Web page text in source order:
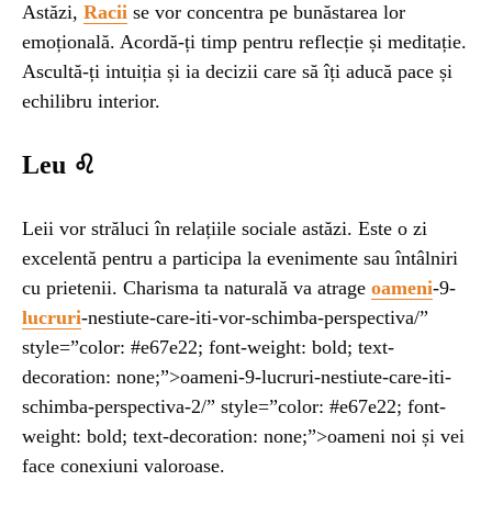
Astăzi, Racii se vor concentra pe bunăstarea lor
emoțională. Acordă-ți timp pentru reflecție și meditație.
Ascultă-ți intuiția și ia decizii care să îți aducă pace și
echilibru interior.
Leu ♌
Leii vor străluci în relațiile sociale astăzi. Este o zi
excelentă pentru a participa la evenimente sau întâlniri
cu prietenii. Charisma ta naturală va atrage oameni-9-
lucruri-nestiute-care-iti-vor-schimba-perspectiva/”
style=”color: #e67e22; font-weight: bold; text-
decoration: none;”>oameni-9-lucruri-nestiute-care-iti-
schimba-perspectiva-2/” style=”color: #e67e22; font-
weight: bold; text-decoration: none;”>oameni noi și vei
face conexiuni valoroase.